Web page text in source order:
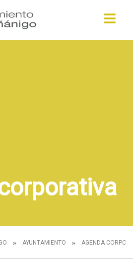
AYUNTAMIENTO AGENDA